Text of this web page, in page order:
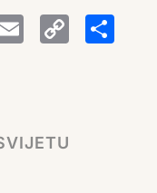
Email